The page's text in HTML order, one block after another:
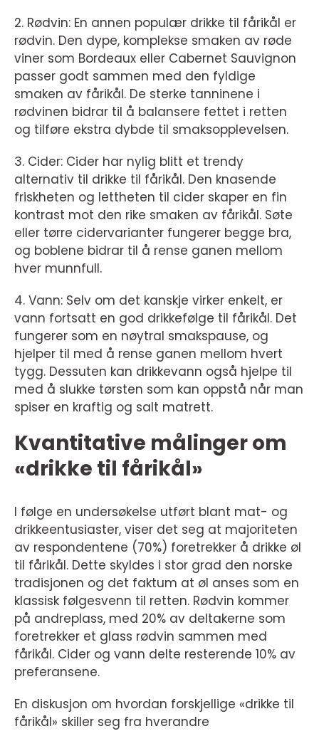
2. Rødvin: En annen populær drikke til fårikål er
rødvin. Den dype, komplekse smaken av røde
viner som Bordeaux eller Cabernet Sauvignon
passer godt sammen med den fyldige
smaken av fårikål. De sterke tanninene i
rødvinen bidrar til å balansere fettet i retten
og tilføre ekstra dybde til smaksopplevelsen.
3. Cider: Cider har nylig blitt et trendy
alternativ til drikke til fårikål. Den knasende
friskheten og lettheten til cider skaper en fin
kontrast mot den rike smaken av fårikål. Søte
eller tørre cidervarianter fungerer begge bra,
og boblene bidrar til å rense ganen mellom
hver munnfull.
4. Vann: Selv om det kanskje virker enkelt, er
vann fortsatt en god drikkefølge til fårikål. Det
fungerer som en nøytral smakspause, og
hjelper til med å rense ganen mellom hvert
tygg. Dessuten kan drikkevann også hjelpe til
med å slukke tørsten som kan oppstå når man
spiser en kraftig og salt matrett.
Kvantitative målinger om
«drikke til fårikål»
I følge en undersøkelse utført blant mat- og
drikkeentusiaster, viser det seg at majoriteten
av respondentene (70%) foretrekker å drikke øl
til fårikål. Dette skyldes i stor grad den norske
tradisjonen og det faktum at øl anses som en
klassisk følgesvenn til retten. Rødvin kommer
på andreplass, med 20% av deltakerne som
foretrekker et glass rødvin sammen med
fårikål. Cider og vann delte resterende 10% av
preferansene.
En diskusjon om hvordan forskjellige «drikke til
fårikål» skiller seg fra hverandre